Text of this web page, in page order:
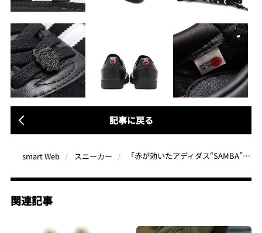
記事に戻る
smart Web スニーカー 「赤が効いたアディダス“SAMBA”」eスポーツはかっこいい！クレイジーラクーン、アトモスとのトリプルコラボ
関連記事